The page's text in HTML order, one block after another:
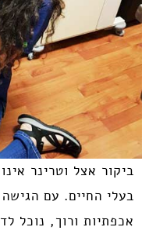
ביקור אצל וטרינר
בעלי החיים. עם
אכפתיות ורוך, נוכל